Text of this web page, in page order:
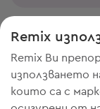
Remix
Remix Ви
използването
които са с